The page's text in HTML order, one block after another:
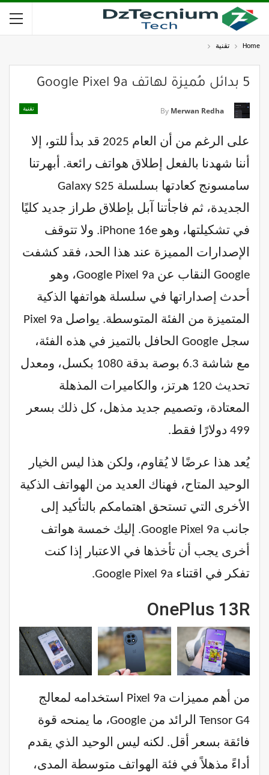
Home تقنية
5 بدائل مُميزة لهاتف Google Pixel 9a
تقنية By Merwan Redha
على الرغم من أن العام 2025 قد بدأ للتو، إلا
أننا شهدنا بالفعل إطلاق هواتف رائعة. أبهرتنا
سامسونج كعادتها بسلسلة Galaxy S25
الجديدة، ثم فاجأتنا آبل بإطلاق طراز جديد كليًا
في تشكيلتها، وهو iPhone 16e. ولا تتوقف
الإصدارات المميزة عند هذا الحد، فقد كشفت
Google النقاب عن Google Pixel 9a، وهو
أحدث إصداراتها في سلسلة هواتفها الذكية
المتميزة من الفئة المتوسطة. يواصل Pixel 9a
سجل Google الحافل بالتميز في هذه الفئة،
مع شاشة 6.3 بوصة بدقة 1080 بكسل، ومعدل
تحديث 120 هرتز، والكاميرات المذهلة
المعتادة، وتصميم جديد مذهل، كل ذلك بسعر
499 دولارًا فقط.
يُعد هذا عرضًا لا يُقاوم، ولكن هذا ليس الخيار
الوحيد المتاح، فهناك العديد من الهواتف الذكية
الأخرى التي تستحق اهتمامكم بالتأكيد إلى
جانب Google Pixel 9a. إليك خمسة هواتف
أخرى يجب أن تأخذها في الاعتبار إذا كنت
تفكر في اقتناء Google Pixel 9a.
OnePlus 13R
من أهم مميزات Pixel 9a استخدامه لمعالج
Tensor G4 الرائد من Google، ما يمنحه قوة
فائقة بسعر أقل. لكنه ليس الوحيد الذي يقدم
أداءً مذهلاً في فئة الهواتف متوسطة المدى،